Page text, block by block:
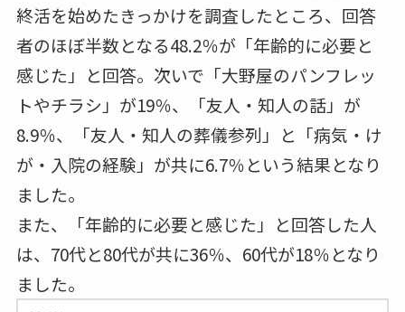
終活を始めたきっかけを調査したところ、回答
者のほぼ半数となる48.2％が「年齢的に必要と
感じた」と回答。次いで「大野屋のパンフレッ
トやチラシ」が19％、「友人・知人の話」が
8.9％、「友人・知人の葬儀参列」と「病気・け
が・入院の経験」が共に6.7％という結果となり
ました。
また、「年齢的に必要と感じた」と回答した人
は、70代と80代が共に36％、60代が18％となり
ました。